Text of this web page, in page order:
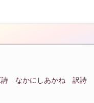
詩 なかにしあかね 訳詩